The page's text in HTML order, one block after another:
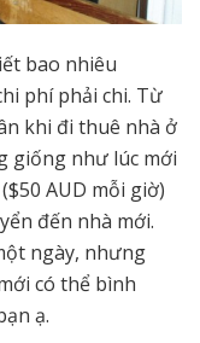
bao nhiêu
phí phải chi. Từ
khi đi thuê nhà ở
giống như lúc mới
AUD mỗi giờ)
đến nhà mới.
ngày, nhưng
có thể bình
ạ.